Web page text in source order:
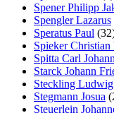
Spener Philipp
Spengler Lazarus
Speratus Paul
Spieker
Spitta Carl
Starck Johann
Steckling Ludwig
Stegmann Josua
Steuerlein